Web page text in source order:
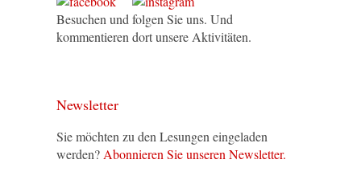
Besuchen und folgen Sie uns. Und
kommentieren dort unsere Aktivitäten.
Newsletter
Sie möchten zu den Lesungen eingeladen
werden? Abonnieren Sie unseren Newsletter.